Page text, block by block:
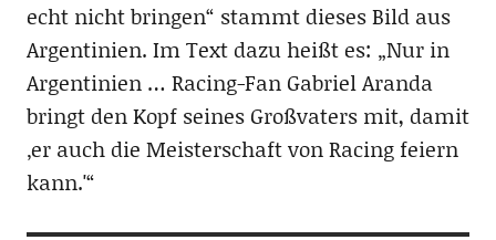
echt nicht bringen“ stammt dieses Bild aus
Argentinien. Im Text dazu heißt es: „Nur in
Argentinien … Racing-Fan Gabriel Aranda
bringt den Kopf seines Großvaters mit, damit
‚er auch die Meisterschaft von Racing feiern
kann.'“